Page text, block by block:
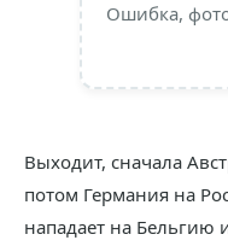
Ошибка,
Выходит, сначала
потом Германия на
нападает на Бельгию